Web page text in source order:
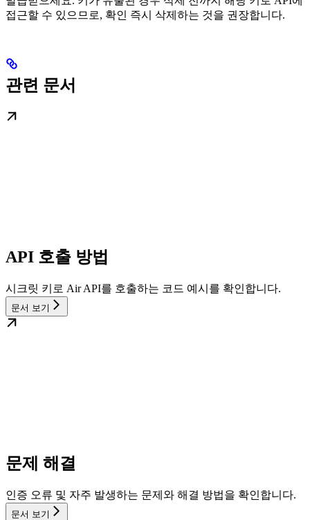
접근할 수 있으므로, 확인 즉시 삭제하는 것을 권장합니다.
관련 문서
API 호출 방법
시크릿 키로 Air API를 호출하는 코드 예시를 확인합니다.
문서 보기
문제 해결
인증 오류 및 자주 발생하는 문제와 해결 방법을 확인합니다.
문서 보기